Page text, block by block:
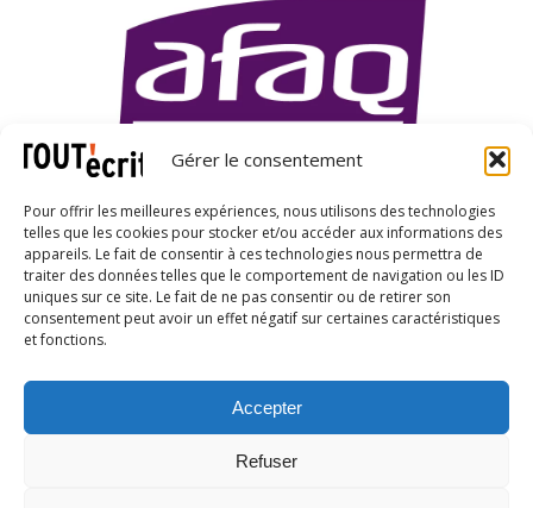
Gérer le consentement
Pour offrir les meilleures expériences, nous utilisons des technologies
telles que les cookies pour stocker et/ou accéder aux informations des
appareils. Le fait de consentir à ces technologies nous permettra de
traiter des données telles que le comportement de navigation ou les ID
uniques sur ce site. Le fait de ne pas consentir ou de retirer son
consentement peut avoir un effet négatif sur certaines caractéristiques
et fonctions.
Accepter
Refuser
X LinkedIn YouTube
Conditions générales de vente